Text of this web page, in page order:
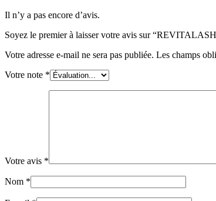
Il n’y a pas encore d’avis.
Soyez le premier à laisser votre avis sur
Votre adresse e-mail ne sera pas publiée. Les champs
Votre note *
Votre avis *
Nom *